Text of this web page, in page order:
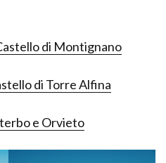
di Montignano
di Torre Alfina
e Orvieto